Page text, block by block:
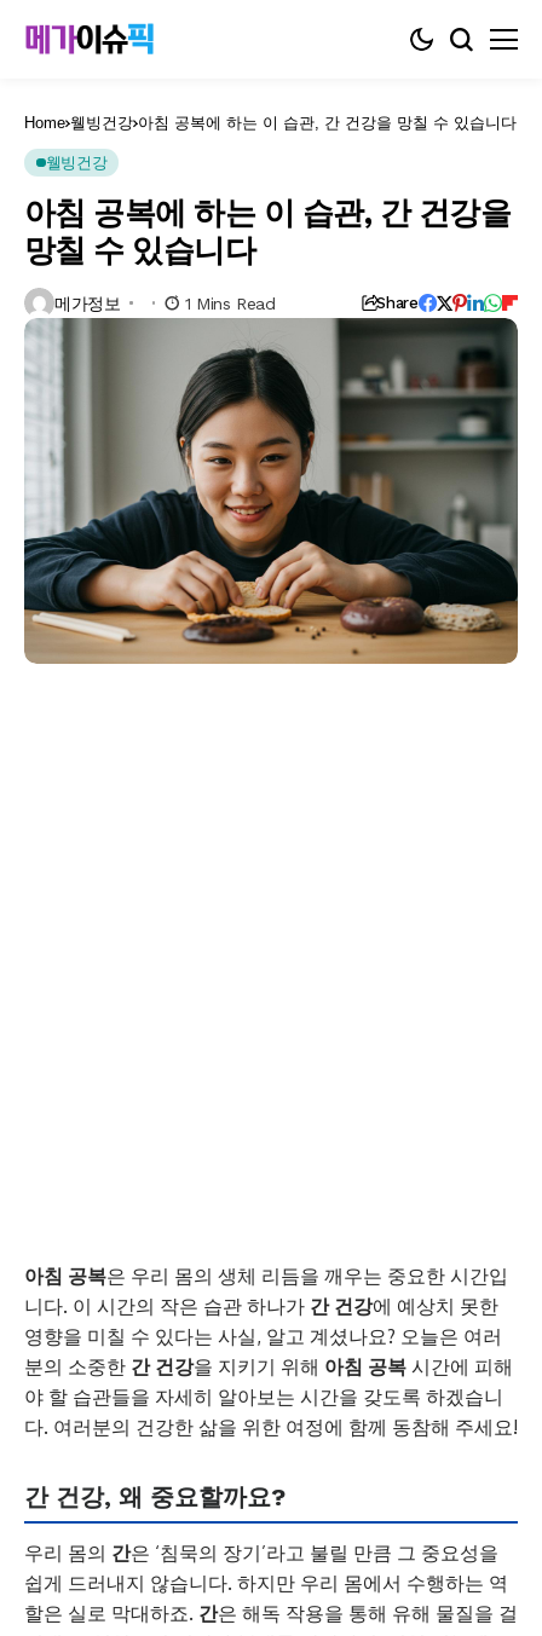
Home 웰빙건강 아침 공복에 하는 이 습관, 간 건강을 망칠 수 있습니다
웰빙건강
아침 공복에 하는 이 습관, 간 건강을
망칠 수 있습니다
메가정보 1 Mins Read Share
아침 공복은 우리 몸의 생체 리듬을 깨우는 중요한 시간입
니다. 이 시간의 작은 습관 하나가 간 건강에 예상치 못한
영향을 미칠 수 있다는 사실, 알고 계셨나요? 오늘은 여러
분의 소중한 간 건강을 지키기 위해 아침 공복 시간에 피해
야 할 습관들을 자세히 알아보는 시간을 갖도록 하겠습니
다. 여러분의 건강한 삶을 위한 여정에 함께 동참해 주세요!
간 건강, 왜 중요할까요?
우리 몸의 간은 ‘침묵의 장기’라고 불릴 만큼 그 중요성을
쉽게 드러내지 않습니다. 하지만 우리 몸에서 수행하는 역
할은 실로 막대하죠. 간은 해독 작용을 통해 유해 물질을 걸